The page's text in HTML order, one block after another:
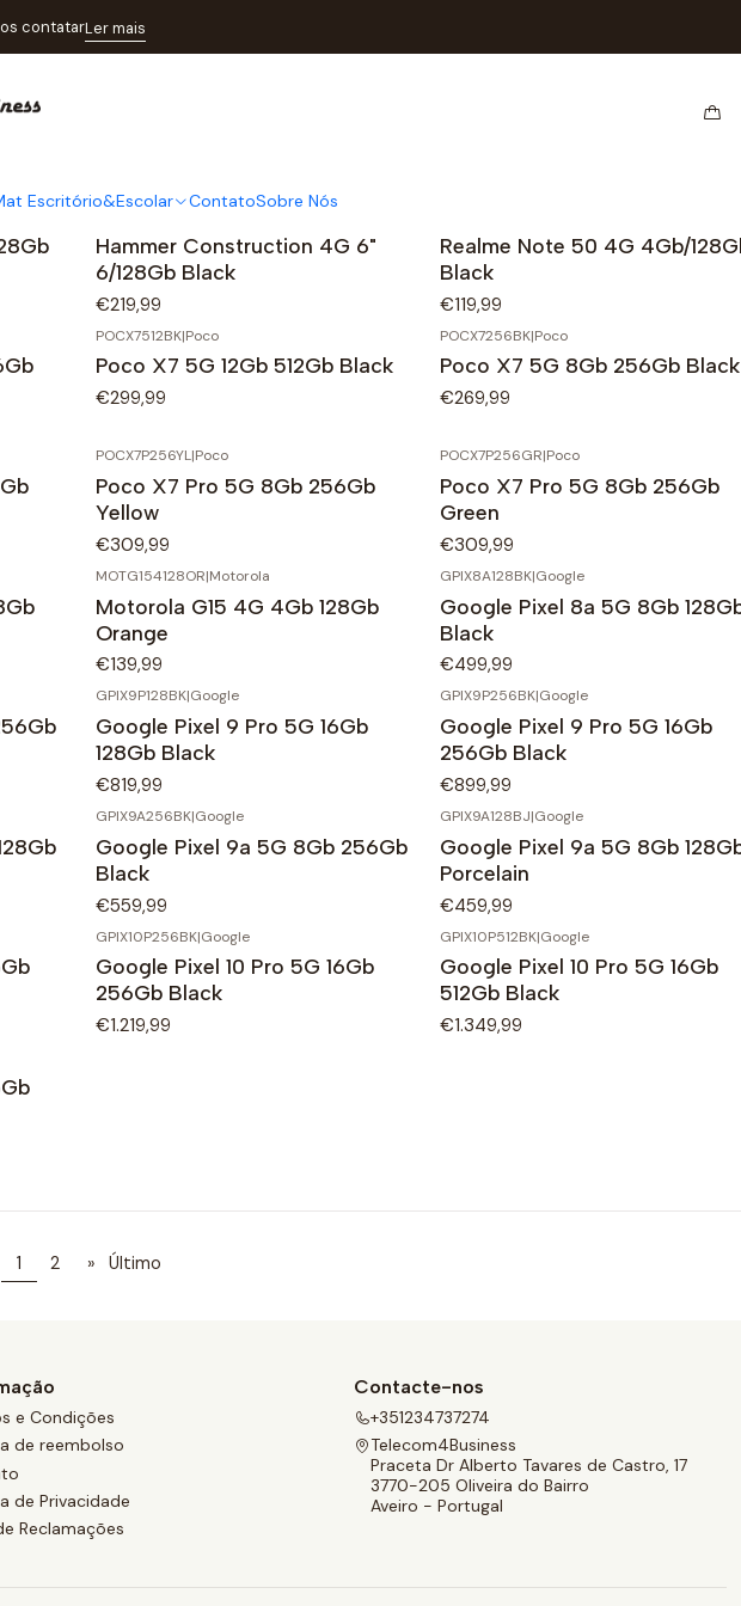
Escritório&Escolar ContatoSobre Nós
contatarLer mais
Smartphones
Hammer Construction 4G 6"
6/128Gb Black
€219,99
Realme Note 50 4G 4Gb/
Black
€119,99
POCX7512BK|Poco
Poco X7 5G 12Gb 512Gb Black
€299,99
POCX7256BK|Poco
Poco X7 5G 8Gb 256Gb Black
€269,99
POCX7P256YL|Poco
Poco X7 Pro 5G 8Gb 256Gb
Yellow
€309,99
POCX7P256GR|Poco
Poco X7 Pro 5G 8Gb 256Gb
Green
€309,99
MOTG154128OR|Motorola
Motorola G15 4G 4Gb 128Gb
Orange
€139,99
GPIX8A128BK|Google
Google Pixel 8a 5G 8Gb
Black
€499,99
GPIX9P128BK|Google
Google Pixel 9 Pro 5G 16Gb
128Gb Black
€819,99
GPIX9P256BK|Google
Google Pixel 9 Pro 5G 16Gb
256Gb Black
€899,99
GPIX9A256BK|Google
Google Pixel 9a 5G 8Gb 256Gb
Black
€559,99
GPIX9A128BJ|Google
Google Pixel 9a 5G 8Gb
Porcelain
€459,99
GPIX10P256BK|Google
Google Pixel 10 Pro 5G 16Gb
256Gb Black
€1.219,99
GPIX10P512BK|Google
Google Pixel 10 Pro 5G 16Gb
512Gb Black
€1.349,99
1 2 » Último
e Condições
de reembolso
de Privacidade
Reclamações
Contacte-nos
+351234737274
Telecom4Business
Praceta Dr Alberto Tavares de Castro, 17
3770-205 Oliveira do Bairro
Aveiro - Portugal